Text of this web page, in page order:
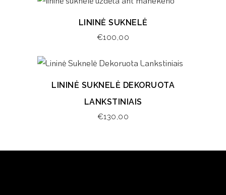
LININĖ SUKNELĖ
€100,00
LININĖ SUKNELĖ DEKORUOTA
LANKSTINIAIS
€130,00